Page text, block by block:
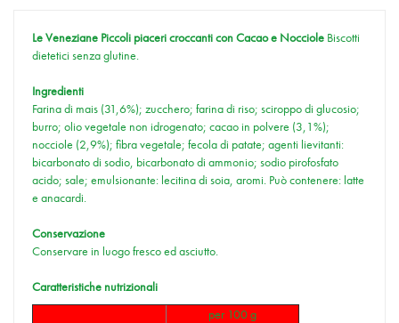
Le Veneziane Piccoli piaceri croccanti con Cacao e Nocciole Biscotti
dietetici senza glutine.
Ingredienti
Farina di mais (31,6%); zucchero; farina di riso; sciroppo di glucosio;
burro; olio vegetale non idrogenato; cacao in polvere (3,1%);
nocciole (2,9%); fibra vegetale; fecola di patate; agenti lievitanti:
bicarbonato di sodio, bicarbonato di ammonio; sodio pirofosfato
acido; sale; emulsionante: lecitina di soia, aromi. Può contenere: latte
e anacardi.
Conservazione
Conservare in luogo fresco ed asciutto.
Caratteristiche nutrizionali
per 100 g